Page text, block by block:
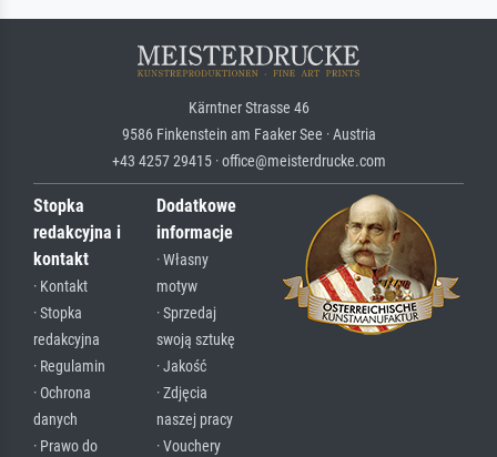
Kärntner Strasse 46
9586 Finkenstein am Faaker See · Austria
+43 4257 29415 · office@meisterdrucke.com
Stopka
redakcyjna i
kontakt
· Kontakt
· Stopka
redakcyjna
· Regulamin
· Ochrona
danych
· Prawo do
Dodatkowe
informacje
· Własny
motyw
· Sprzedaj
swoją sztukę
· Jakość
· Zdjęcia
naszej pracy
· Vouchery